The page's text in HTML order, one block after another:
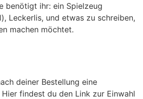
benötigt ihr: ein Spielzeug
Leckerlis, und etwas zu schreiben,
machen möchtet.
deiner Bestellung eine
findest du den Link zur Einwahl